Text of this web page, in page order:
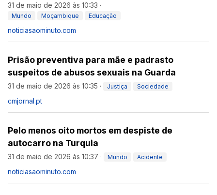
31 de maio de 2026 às 10:33 ·
Mundo Moçambique Educação
noticiasaominuto.com
Prisão preventiva para mãe e padrasto
suspeitos de abusos sexuais na Guarda
31 de maio de 2026 às 10:35 · Justiça Sociedade
cmjornal.pt
Pelo menos oito mortos em despiste de
autocarro na Turquia
31 de maio de 2026 às 10:37 · Mundo Acidente
noticiasaominuto.com